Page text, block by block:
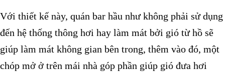
Với thiết kế này, quán bar hầu như không phải sử dụng
đến hệ thống thông hơi hay làm mát bởi gió từ hồ sẽ
giúp làm mát không gian bên trong, thêm vào đó, một
chóp mở ở trên mái nhà góp phần giúp gió đưa hơi